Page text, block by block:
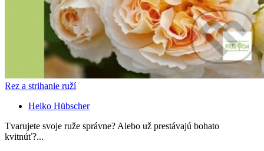
Rez a strihanie ruží
Heiko Hübscher
Tvarujete svoje ruže správne? Alebo už prestávajú bohato
kvitnúť?...